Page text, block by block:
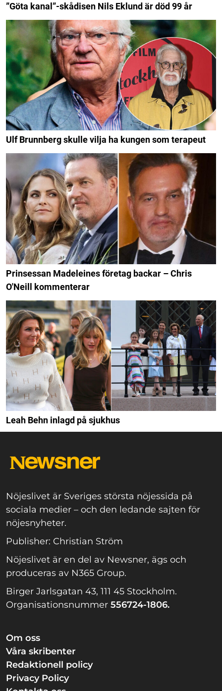
”Göta kanal”-skådisen Nils Eklund är död 99 år
Ulf Brunnberg skulle vilja ha kungen som terapeut
Prinsessan Madeleines företag backar – Chris
O'Neill kommenterar
Leah Behn inlagd på sjukhus
Nöjeslivet är Sveriges största nöjessida på
sociala medier – och den ledande sajten för
nöjesnyheter.
Publisher: Christian Ström
Nöjeslivet är en del av Newsner, ägs och
produceras av N365 Group.
Birger Jarlsgatan 43, 111 45 Stockholm.
Organisationsnummer 556724-1806.
Om oss
Våra skribenter
Redaktionell policy
Privacy Policy